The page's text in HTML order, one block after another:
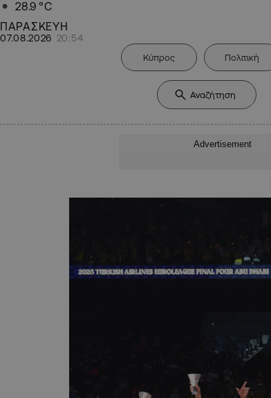
28.9 °C
ΠΑΡΑΣΚΕΥΗ
07.08.2026 20:54
Κύπρος Πολιτική
Advertisement